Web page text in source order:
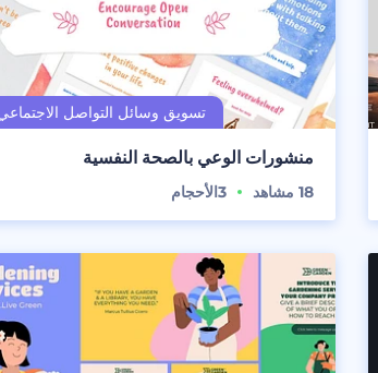
منشورات الوعي بالصحة النفسية
18مشاهد 3الأحجام